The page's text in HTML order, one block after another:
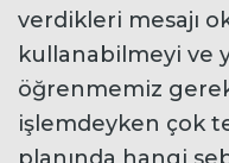
verdikleri mesajı
kullanabilmeyi ve
öğrenmemiz
işlemdeyken çok